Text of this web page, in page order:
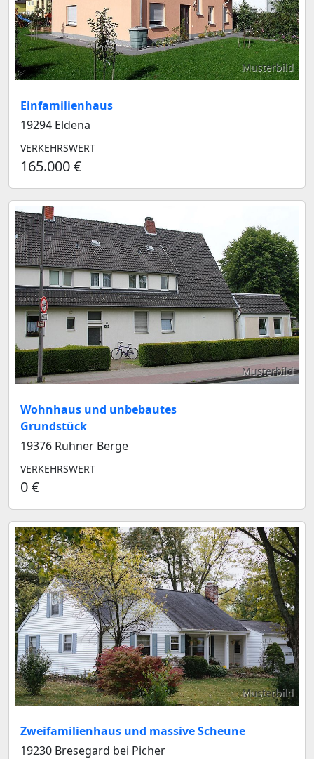
Musterbild
Einfamilienhaus
19294 Eldena
VERKEHRSWERT
165.000 €
Musterbild
Wohnhaus und unbebautes
Grundstück
19376 Ruhner Berge
VERKEHRSWERT
0 €
Musterbild
Zweifamilienhaus und massive Scheune
19230 Bresegard bei Picher